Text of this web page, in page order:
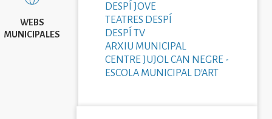
WEBS
MUNICIPALES
DESPÍ JOVE
TEATRES DESPÍ
DESPÍ TV
ARXIU MUNICIPAL
CENTRE JUJOL CAN NEGRE -
ESCOLA MUNICIPAL D'ART